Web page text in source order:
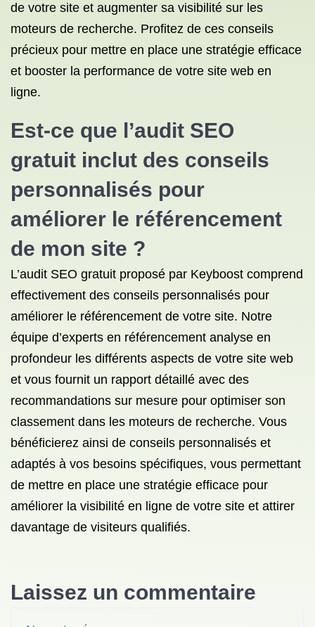
de votre site et augmenter sa visibilité sur les
moteurs de recherche. Profitez de ces conseils
précieux pour mettre en place une stratégie efficace
et booster la performance de votre site web en
ligne.
Est-ce que l’audit SEO
gratuit inclut des conseils
personnalisés pour
améliorer le référencement
de mon site ?
L’audit SEO gratuit proposé par Keyboost comprend
effectivement des conseils personnalisés pour
améliorer le référencement de votre site. Notre
équipe d’experts en référencement analyse en
profondeur les différents aspects de votre site web
et vous fournit un rapport détaillé avec des
recommandations sur mesure pour optimiser son
classement dans les moteurs de recherche. Vous
bénéficierez ainsi de conseils personnalisés et
adaptés à vos besoins spécifiques, vous permettant
de mettre en place une stratégie efficace pour
améliorer la visibilité en ligne de votre site et attirer
davantage de visiteurs qualifiés.
Laissez un commentaire